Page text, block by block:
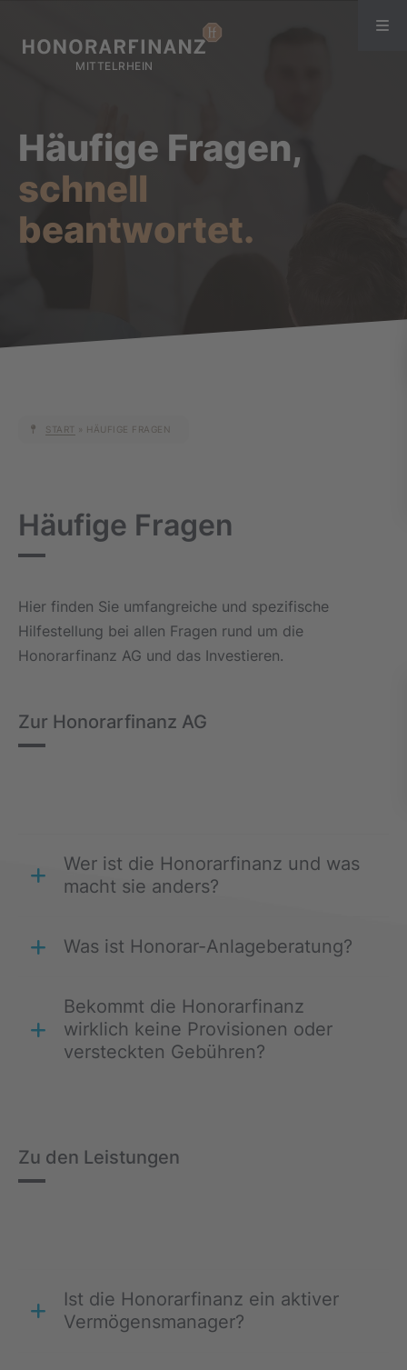
Häufige Fragen,
schnell
beantwortet.
START » HÄUFIGE FRAGEN
Häufige Fragen
Hier finden Sie umfangreiche und spezifische
Hilfestellung bei allen Fragen rund um die
Honorarfinanz AG und das Investieren.
Zur Honorarfinanz AG
Wer ist die Honorarfinanz und was
macht sie anders?
Was ist Honorar-Anlageberatung?
Bekommt die Honorarfinanz
wirklich keine Provisionen oder
versteckten Gebühren?
Zu den Leistungen
Ist die Honorarfinanz ein aktiver
Vermögensmanager?